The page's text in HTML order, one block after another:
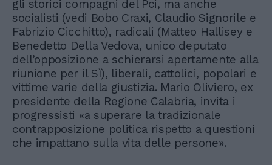
gli storici compagni del Pci, ma anche
socialisti (vedi Bobo Craxi, Claudio Signorile e
Fabrizio Cicchitto), radicali (Matteo Hallisey e
Benedetto Della Vedova, unico deputato
dell’opposizione a schierarsi apertamente alla
riunione per il Sì), liberali, cattolici, popolari e
vittime varie della giustizia. Mario Oliviero, ex
presidente della Regione Calabria, invita i
progressisti «a superare la tradizionale
contrapposizione politica rispetto a questioni
che impattano sulla vita delle persone».